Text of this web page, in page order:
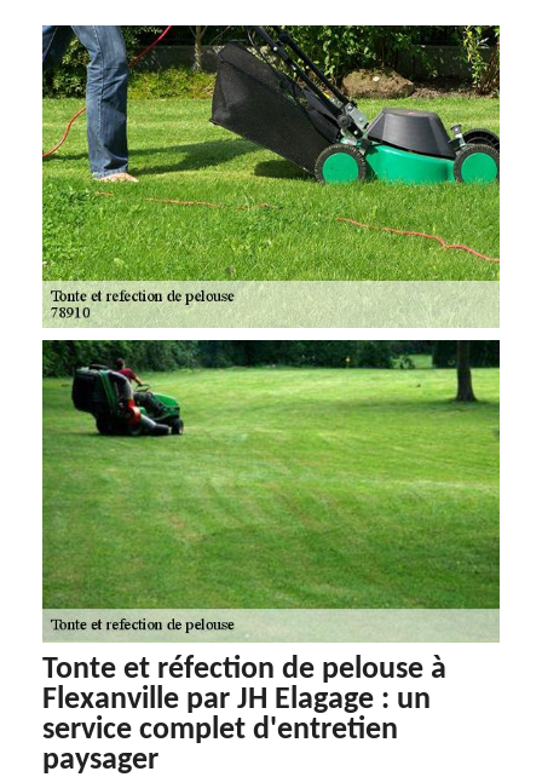
Tonte et réfection de pelouse à
Flexanville par JH Elagage : un
service complet d'entretien
paysager